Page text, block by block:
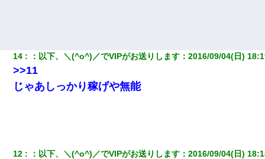
さっき嫁から、「愛しています」ってメールが届いた。俺も「愛
してます」って送ったら
上司「何なの、この書類！！」私「あの‥」上司「今は私が話し
14 ： 以下、＼(^o^)／でVIPがお送りします ：2016/09/04(日)
>>11
じゃあしっかり稼げや無能
12 ： 以下、＼(^o^)／でVIPがお送りします ：2016/09/04(日)